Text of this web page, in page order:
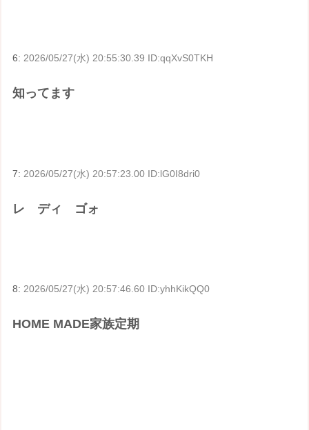
6:2026/05/27(水) 20:55:30.39 ID:qqXvS0TKH
知ってます
7: 2026/05/27(水) 20:57:23.00 ID:lG0I8dri0
レ゙ディ゙ゴォ゙
8: 2026/05/27(水) 20:57:46.60 ID:yhhKikQQ0
HOME MADE家族定期